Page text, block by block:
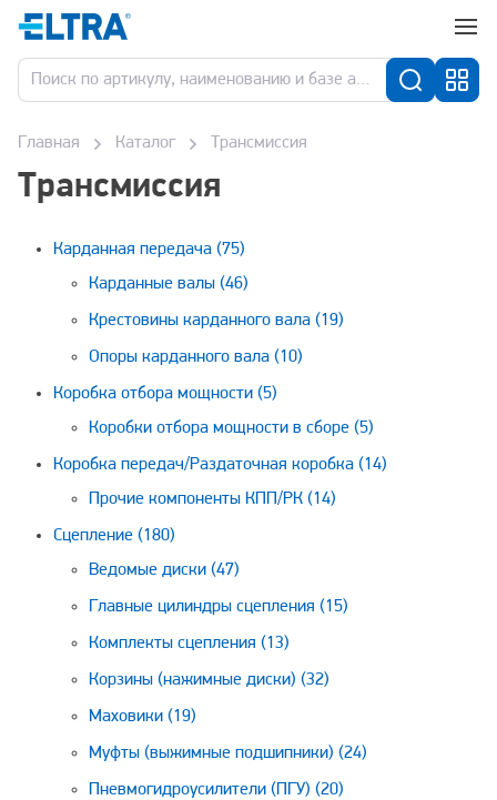
Главная Каталог Трансмиссия
Трансмиссия
Карданная передача (75)
Карданные валы (46)
Крестовины карданного вала (19)
Опоры карданного вала (10)
Коробка отбора мощности (5)
Коробки отбора мощности в сборе (5)
Коробка передач/Раздаточная коробка (14)
Прочие компоненты КПП/РК (14)
Сцепление (180)
Ведомые диски (47)
Главные цилиндры сцепления (15)
Комплекты сцепления (13)
Корзины (нажимные диски) (32)
Маховики (19)
Муфты (выжимные подшипники) (24)
Пневмогидроусилители (ПГУ) (20)